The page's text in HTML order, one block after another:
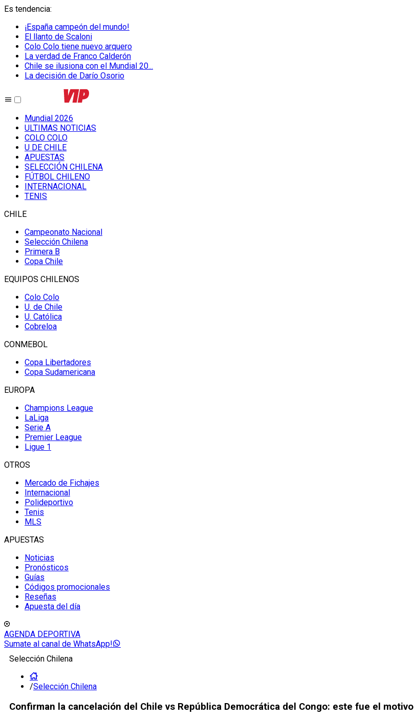
Es tendencia:
¡España campeón del mundo!
El llanto de Scaloni
Colo Colo tiene nuevo arquero
La verdad de Franco Calderón
Chile se ilusiona con el Mundial 20...
La decisión de Darío Osorio
Mundial 2026
ULTIMAS NOTICIAS
COLO COLO
U DE CHILE
APUESTAS
SELECCIÓN CHILENA
FÚTBOL CHILENO
INTERNACIONAL
TENIS
CHILE
Campeonato Nacional
Selección Chilena
Primera B
Copa Chile
EQUIPOS CHILENOS
Colo Colo
U. de Chile
U. Católica
Cobreloa
CONMEBOL
Copa Libertadores
Copa Sudamericana
EUROPA
Champions League
LaLiga
Serie A
Premier League
Ligue 1
OTROS
Mercado de Fichajes
Internacional
Polideportivo
Tenis
MLS
APUESTAS
Noticias
Pronósticos
Guías
Códigos promocionales
Reseñas
Apuesta del día
AGENDA DEPORTIVA
Sumate al canal de WhatsApp!
Selección Chilena
/Selección Chilena
Confirman la cancelación del Chile vs República Democrática del Congo: este fue el motivo